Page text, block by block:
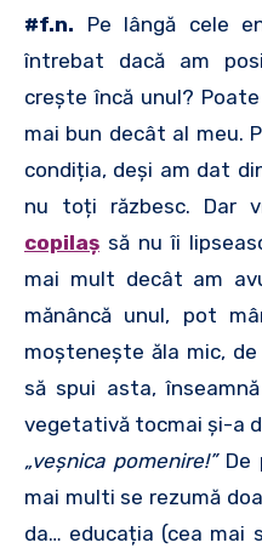
#f.n. Pe lângă cele
întrebat dacă am
crește încă unul?
mai bun decât al meu.
condiția, deși am dat
nu toți răzbesc. Dar
copilaș să nu îi
mai mult decât am
mănâncă unul, pot
moștenește ăla mic,
să spui asta,
vegetativă tocmai și-a
„veșnica pomenire!”De
mai multi se rezumă
da… educația (cea mai